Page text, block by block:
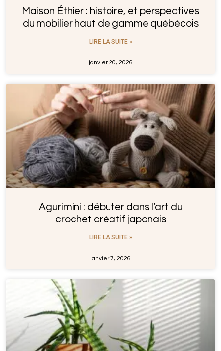
Maison Éthier : histoire, et perspectives
du mobilier haut de gamme québécois
LIRE LA SUITE »
janvier 20, 2026
Agurimini : débuter dans l’art du
crochet créatif japonais
LIRE LA SUITE »
janvier 7, 2026